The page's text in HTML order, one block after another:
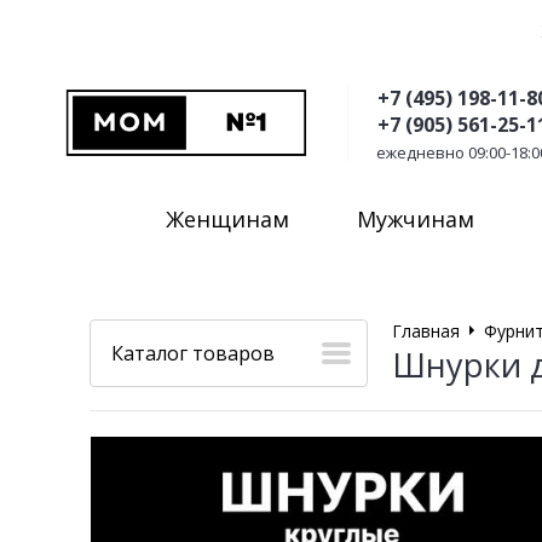
+7 (495) 198-11-
+7 (905) 561-25-
ежедневно 09:00-
Женщинам Мужчинам
Каталог товаров
Главная
Шнурки